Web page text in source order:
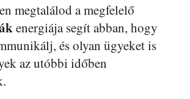
megtalálod a megfelelő
energiája segít abban, hogy
és olyan ügyeket is
az utóbbi időben